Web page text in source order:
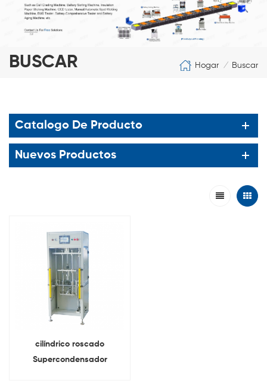
BUSCAR Hogar / Buscar
Catalogo De Producto
Nuevos Productos
cilíndrico roscado
Supercondensador